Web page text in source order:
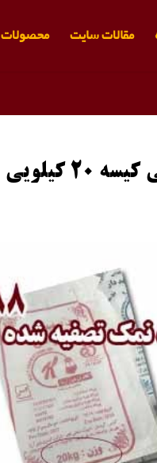
مقالات سایت محصولات
کیلویی